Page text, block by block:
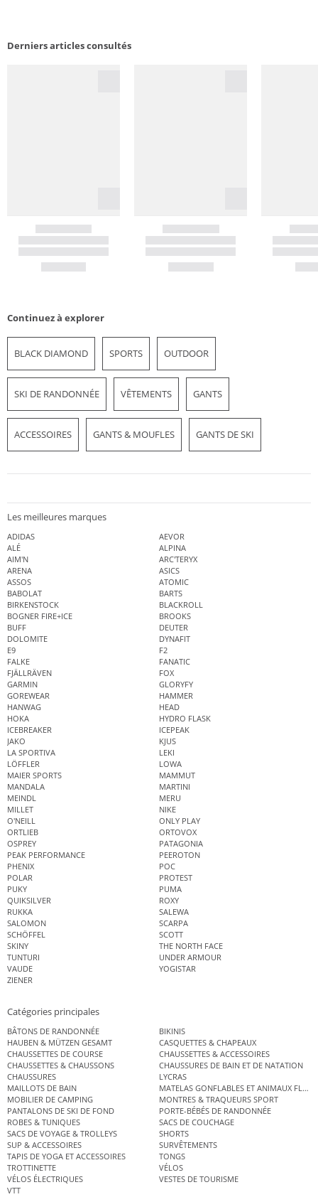
Derniers articles consultés
Continuez à explorer
BLACK DIAMOND SPORTS OUTDOOR
SKI DE RANDONNÉE VÊTEMENTS GANTS
ACCESSOIRES GANTS & MOUFLES GANTS DE SKI
Les meilleures marques
ADIDAS
AEVOR
ALÉ
ALPINA
AIM'N
ARC'TERYX
ARENA
ASICS
ASSOS
ATOMIC
BABOLAT
BARTS
BIRKENSTOCK
BLACKROLL
BOGNER FIRE+ICE
BROOKS
BUFF
DEUTER
DOLOMITE
DYNAFIT
E9
F2
FALKE
FANATIC
FJÄLLRÄVEN
FOX
GARMIN
GLORYFY
GOREWEAR
HAMMER
HANWAG
HEAD
HOKA
HYDRO FLASK
ICEBREAKER
ICEPEAK
JAKO
KJUS
LA SPORTIVA
LEKI
LÖFFLER
LOWA
MAIER SPORTS
MAMMUT
MANDALA
MARTINI
MEINDL
MERU
MILLET
NIKE
O'NEILL
ONLY PLAY
ORTLIEB
ORTOVOX
OSPREY
PATAGONIA
PEAK PERFORMANCE
PEEROTON
PHENIX
POC
POLAR
PROTEST
PUKY
PUMA
QUIKSILVER
ROXY
RUKKA
SALEWA
SALOMON
SCARPA
SCHÖFFEL
SCOTT
SKINY
THE NORTH FACE
TUNTURI
UNDER ARMOUR
VAUDE
YOGISTAR
ZIENER
Catégories principales
BÂTONS DE RANDONNÉE
BIKINIS
HAUBEN & MÜTZEN GESAMT
CASQUETTES & CHAPEAUX
CHAUSSETTES DE COURSE
CHAUSSETTES & ACCESSOIRES
CHAUSSETTES & CHAUSSONS
CHAUSSURES DE BAIN ET DE NATATION
CHAUSSURES
LYCRAS
MAILLOTS DE BAIN
MATELAS GONFLABLES ET ANIMAUX
MOBILIER DE CAMPING
MONTRES & TRAQUEURS SPORT
PANTALONS DE SKI DE FOND
PORTE-BÉBÉS DE RANDONNÉE
ROBES & TUNIQUES
SACS DE COUCHAGE
SACS DE VOYAGE & TROLLEYS
SHORTS
SUP & ACCESSOIRES
SURVÊTEMENTS
TAPIS DE YOGA ET ACCESSOIRES
TONGS
TROTTINETTE
VÉLOS
VÉLOS ÉLECTRIQUES
VESTES DE TOURISME
VTT